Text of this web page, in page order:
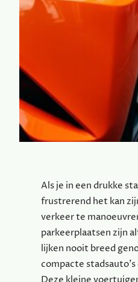
Als je in een drukke
frustrerend het kan
verkeer te
parkeerplaatsen zijn
lijken nooit breed
compacte